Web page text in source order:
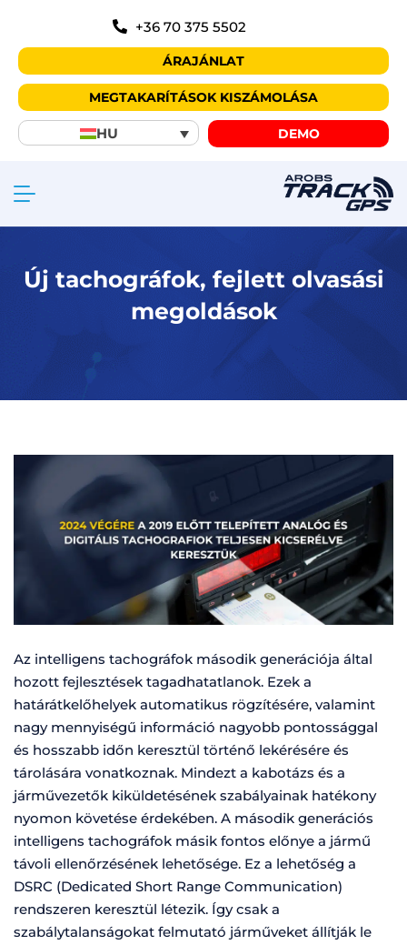
+36 70 375 5502
ÁRAJÁNLAT
MEGTAKARÍTÁSOK KISZÁMOLÁSA
HU DEMO
Új tachográfok, fejlett olvasási
megoldások
Az intelligens tachográfok második generációja által
hozott fejlesztések tagadhatatlanok. Ezek a
határátkelőhelyek automatikus rögzítésére, valamint
nagy mennyiségű információ nagyobb pontossággal
és hosszabb időn keresztül történő lekérésére és
tárolására vonatkoznak. Mindezt a kabotázs és a
járművezetők kiküldetésének szabályainak hatékony
nyomon követése érdekében. A második generációs
intelligens tachográfok másik fontos előnye a jármű
távoli ellenőrzésének lehetősége. Ez a lehetőség a
DSRC (Dedicated Short Range Communication)
rendszeren keresztül létezik. Így csak a
szabálytalanságokat felmutató járműveket állítják le